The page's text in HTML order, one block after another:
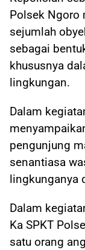
Polsek Ngoro
sejumlah
sebagai
khususnya
lingkungan.
Dalam
pengunjung
senantiasa
lingkunganya
Dalam
Ka SPKT
satu orang